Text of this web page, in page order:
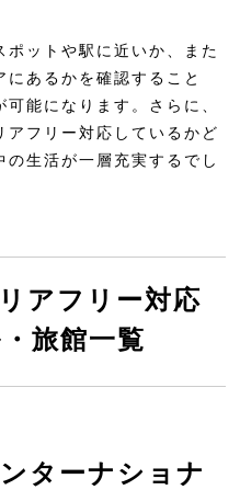
ットや駅に近いか、また
あるかを確認すること
可能になります。さらに、
アフリー対応しているかど
生活が一層充実するでし
アフリー対応
旅館一覧
ターナショナ